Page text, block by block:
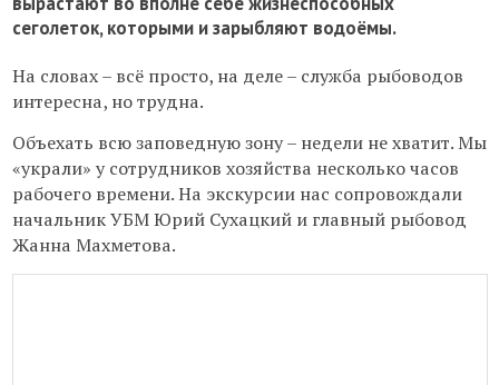
сеголеток, которыми и зарыбляют водоёмы.
На словах – всё просто, на деле – служба рыбоводов
интересна, но трудна.
Объехать всю заповедную зону – недели не хватит. Мы
«украли» у сотрудников хозяйства несколько часов
рабочего времени. На экскурсии нас сопровождали
начальник УБМ Юрий Сухацкий и главный рыбовод
Жанна Махметова.